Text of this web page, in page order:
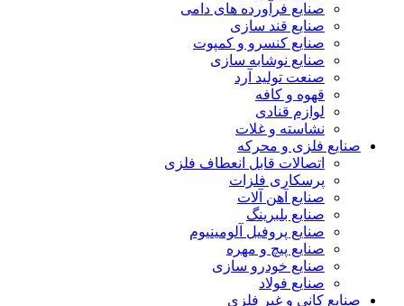
صنایع فرآورده های دامی
صنایع قند سازی
صنایع کنسرو و کمپوت
صنایع نوشابه سازی
صنعت تولید آرد
قهوه و کافه
لوازم قنادی
نشاسته و غلات
صنایع فلزی و محرکه
اتصالات قابل انعطاف فلزی
پرسکاری فلزات
صنایع آهن آلات
صنایع بلبرینگ
صنایع پروفیل آلومینیوم
صنایع پیچ و مهره
صنایع خودرو سازی
صنایع فولاد
صنایع کانی و غیر فلزی